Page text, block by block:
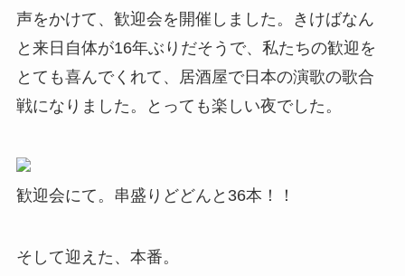
声をかけて、歓迎会を開催しました。きけばなん
と来日自体が16年ぶりだそうで、私たちの歓迎を
とても喜んでくれて、居酒屋で日本の演歌の歌合
戦になりました。とっても楽しい夜でした。
歓迎会にて。串盛りどどんと36本！！
そして迎えた、本番。